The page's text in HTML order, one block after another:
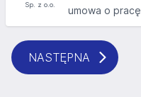
umowa o pracę
NASTĘPNA